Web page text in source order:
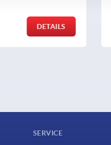
DETAILS
SERVICE